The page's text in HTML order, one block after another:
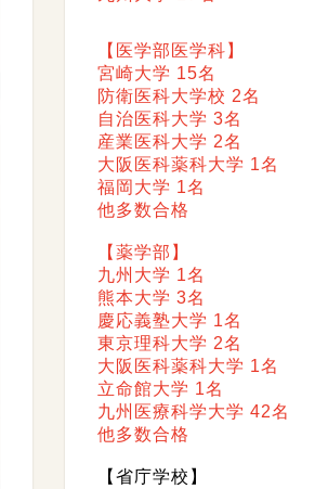
【医学部医学科】
宮崎大学 15名
防衛医科大学校 2名
自治医科大学 3名
産業医科大学 2名
大阪医科薬科大学 1名
福岡大学 1名
他多数合格
【薬学部】
九州大学 1名
熊本大学 3名
慶応義塾大学 1名
東京理科大学 2名
大阪医科薬科大学 1名
立命館大学 1名
九州医療科学大学 42名
他多数合格
【省庁学校】